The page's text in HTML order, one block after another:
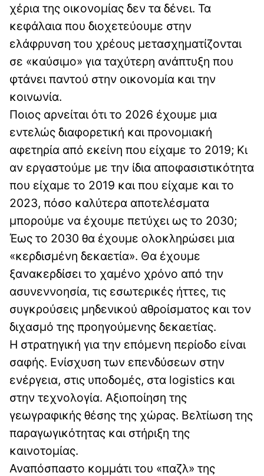
χέρια της οικονομίας δεν τα δένει. Τα
κεφάλαια που διοχετεύουμε στην
ελάφρυνση του χρέους μετασχηματίζονται
σε «καύσιμο» για ταχύτερη ανάπτυξη που
φτάνει παντού στην οικονομία και την
κοινωνία.
Ποιος αρνείται ότι το 2026 έχουμε μια
εντελώς διαφορετική και προνομιακή
αφετηρία από εκείνη που είχαμε το 2019; Κι
αν εργαστούμε με την ίδια αποφασιστικότητα
που είχαμε το 2019 και που είχαμε και το
2023, πόσο καλύτερα αποτελέσματα
μπορούμε να έχουμε πετύχει ως το 2030;
Έως το 2030 θα έχουμε ολοκληρώσει μια
«κερδισμένη δεκαετία». Θα έχουμε
ξανακερδίσει το χαμένο χρόνο από την
ασυνεννοησία, τις εσωτερικές ήττες, τις
συγκρούσεις μηδενικού αθροίσματος και τον
διχασμό της προηγούμενης δεκαετίας.
Η στρατηγική για την επόμενη περίοδο είναι
σαφής. Ενίσχυση των επενδύσεων στην
ενέργεια, στις υποδομές, στα logistics και
στην τεχνολογία. Αξιοποίηση της
γεωγραφικής θέσης της χώρας. Βελτίωση της
παραγωγικότητας και στήριξη της
καινοτομίας.
Αναπόσπαστο κομμάτι του «παζλ» της